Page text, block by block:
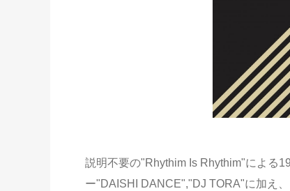
説明不要の"Rhythim Is Rhythim"による
ー"DAISHI DANCE","DJ TORA"に加え